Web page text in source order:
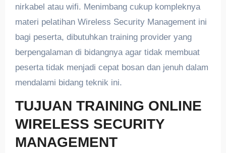
nirkabel atau wifi. Menimbang cukup kompleknya
materi pelatihan Wireless Security Management ini
bagi peserta, dibutuhkan training provider yang
berpengalaman di bidangnya agar tidak membuat
peserta tidak menjadi cepat bosan dan jenuh dalam
mendalami bidang teknik ini.
TUJUAN TRAINING ONLINE
WIRELESS SECURITY
MANAGEMENT